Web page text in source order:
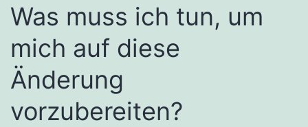
Was muss ich tun, um
mich auf diese
Änderung
vorzubereiten?